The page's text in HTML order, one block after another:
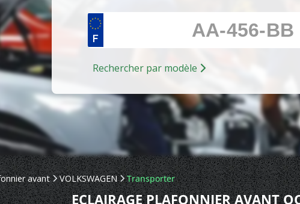
Rechercher par modèle
avant VOLKSWAGEN Transporter
ECLAIRAGE PLAFONNIER AVANT